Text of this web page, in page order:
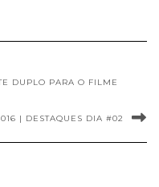
DUPLO PARA O FILME
| DESTAQUES DIA #02